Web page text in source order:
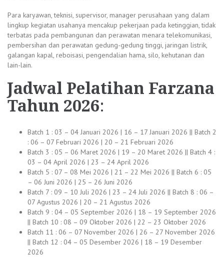
Para karyawan, teknisi, supervisor, manager perusahaan yang dalam
lingkup kegiatan usahanya mencakup pekerjaan pada ketinggian, tidak
terbatas pada pembangunan dan perawatan menara telekomunikasi,
pembersihan dan perawatan gedung-gedung tinggi, jaringan listrik,
galangan kapal, reboisasi, pengendalian hama, silo, kehutanan dan
lain-lain.
Jadwal Pelatihan Farzana
Tahun 2026:
Batch 1 : 03 – 04 Januari 2026 | 16 – 17 Januari 2026 || Batch 2
: 06 – 07 Februari 2026 | 20 – 21 Februari 2026
Batch 3 : 05 – 06 Maret 2026 | 19 – 20 Maret 2026 || Batch 4 :
03 – 04 April 2026 | 23 – 24 April 2026
Batch 5 : 07 – 08 Mei 2026 | 21 – 22 Mei 2026 || Batch 6 : 05
– 06 Juni 2026 | 25 – 26 Juni 2026
Batch 7 : 09 – 10 Juli 2026 | 23 – 24 Juli 2026 || Batch 8 : 06 –
07 Agustus 2026 | 20 – 21 Agustus 2026
Batch 9 : 04 – 05 September 2026 | 18 – 19 September 2026
|| Batch 10 : 08 – 09 Oktober 2026 | 22 – 23 Oktober 2026
Batch 11 : 06 – 07 November 2026 | 26 – 27 November 2026
|| Batch 12 : 04 – 05 Desember 2026 | 18 – 19 Desember
2026